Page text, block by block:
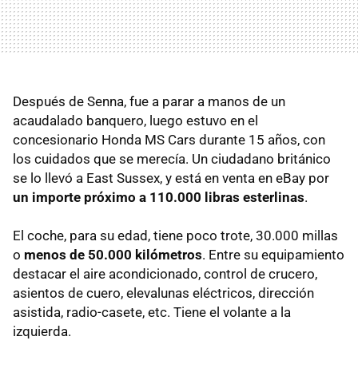
Después de Senna, fue a parar a manos de un
acaudalado banquero, luego estuvo en el
concesionario Honda MS Cars durante 15 años, con
los cuidados que se merecía. Un ciudadano británico
se lo llevó a East Sussex, y está en venta en eBay por
un importe próximo a 110.000 libras esterlinas.
El coche, para su edad, tiene poco trote, 30.000 millas
o menos de 50.000 kilómetros. Entre su equipamiento
destacar el aire acondicionado, control de crucero,
asientos de cuero, elevalunas eléctricos, dirección
asistida, radio-casete, etc. Tiene el volante a la
izquierda.